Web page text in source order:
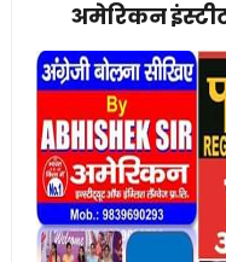
अमेरिकन